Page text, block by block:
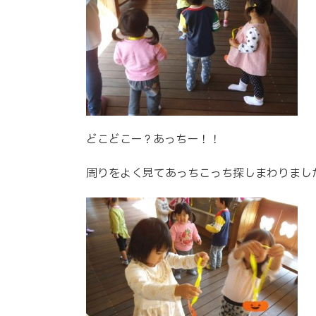
どこどこー？あっちー！！
周りをよく見てあっちこっち探しまわりまし